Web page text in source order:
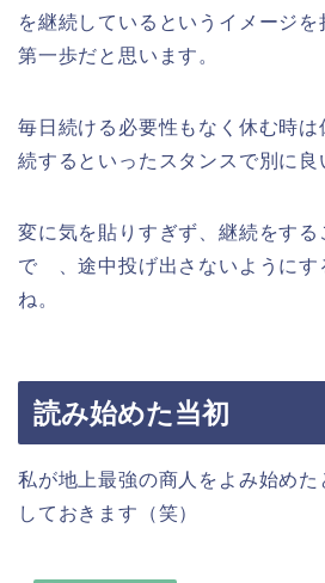
を継続しているというイメージ
第一歩だと思います。
毎日続ける必要性もなく休む時は
続するといったスタンスで別に良
変に気を貼りすぎず、継続をす
で 、途中投げ出さないようにす
ね。
読み始めた当初
私が地上最強の商人をよみ始め
しておきます（笑）